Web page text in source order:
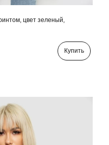
цвет зеленый,
Купить